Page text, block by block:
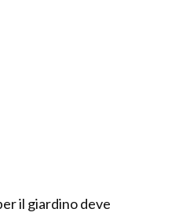
il giardino deve